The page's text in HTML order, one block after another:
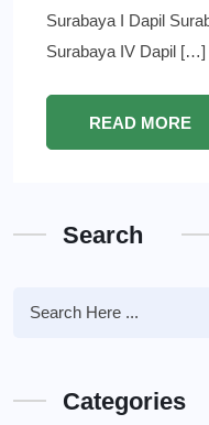
Surabaya I Dapil
Surabaya IV Dapil […]
READ MORE
Search
Categories